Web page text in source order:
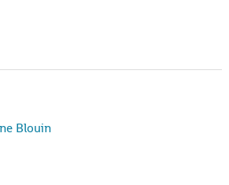
Blouin